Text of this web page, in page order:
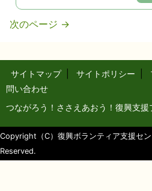
次のページ →
サイトマップ サイトポリシー
問い合わせ
つながろう！ささえあおう！復興支
Copyright（C）復興ボランティア支援セ
Reserved.